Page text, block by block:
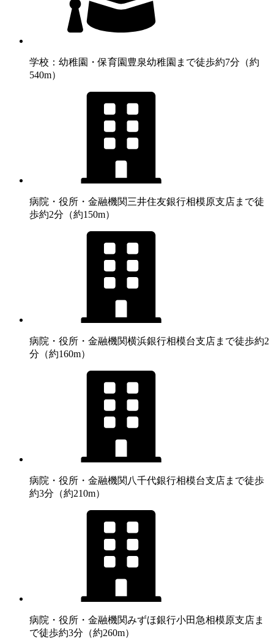
学校：幼稚園・保育園 豊泉幼稚園まで徒歩約7分（約
540m）
病院・役所・金融機関三井住友銀行相模原支店まで徒
歩約2分（約150m）
病院・役所・金融機関横浜銀行相模台支店まで徒歩約2
分（約160m）
病院・役所・金融機関 八千代銀行相模台支店まで徒歩
約3分（約210m）
病院・役所・金融機関みずほ銀行小田急相模原支店ま
で徒歩約3分（約260m）